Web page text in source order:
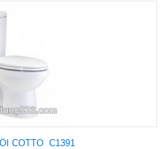
COTTO C1391